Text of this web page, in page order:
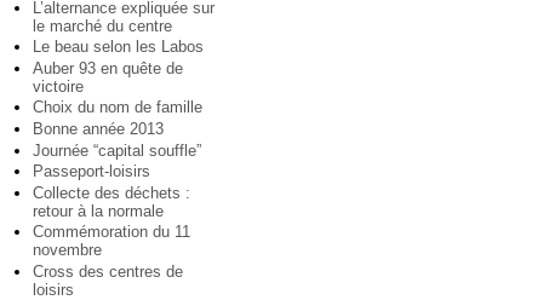
L’alternance expliquée sur
le marché du centre
Le beau selon les Labos
Auber 93 en quête de
victoire
Choix du nom de famille
Bonne année 2013
Journée “capital souffle”
Passeport-loisirs
Collecte des déchets :
retour à la normale
Commémoration du 11
novembre
Cross des centres de
loisirs